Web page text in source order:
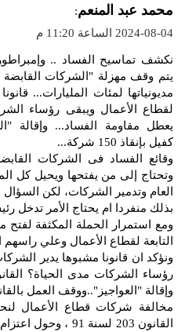
ي
ق
محمد عبد المنعم:
2024-08-04 الساعة 11:20 م
نكشف تماسيح الفساد ..
مديونياتها لمئات المليارات...
يعطل مقاومة الفساد... وإقالة
كفيل بإنقاذ 150 شركة...
وقائع الفساد فى الشركات
وتحتاج إلى من يفتحها ويحيل كل
العام وتدمير الشركات، لكن
بذلك منفردا ام يحتاج الأمر تدخل
ومع استمرار الحملة المكثفة لفتح
التابعة لقطاع الأعمال وعلي
ونؤكد ان قانونا مشبوها يدير
وإقالة "العواجيز"..ووقف العمل بالقانون
القانون 203 لسنة